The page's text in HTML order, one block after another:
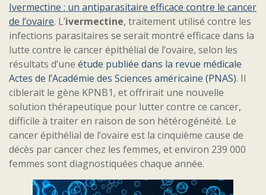
Ivermectine : un antiparasitaire efficace contre le cancer
de l’ovaire. L’ivermectine, traitement utilisé contre les
infections parasitaires se serait montré efficace dans la
lutte contre le cancer épithélial de l’ovaire, selon les
résultats d’une étude publiée dans la revue médicale
Actes de l’Académie des Sciences américaine (PNAS). Il
ciblerait le gène KPNB1, et offrirait une nouvelle
solution thérapeutique pour lutter contre ce cancer,
difficile à traiter en raison de son hétérogénéité. Le
cancer épithélial de l’ovaire est la cinquième cause de
décès par cancer chez les femmes, et environ 239 000
femmes sont diagnostiquées chaque année.